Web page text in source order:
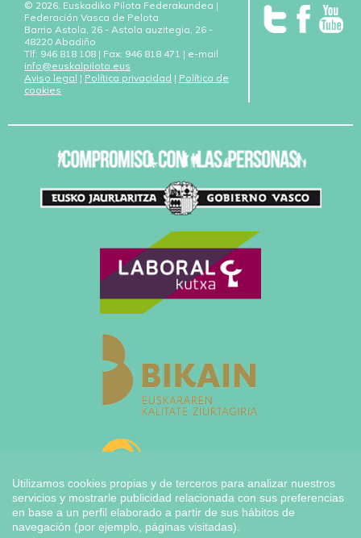
© 2026, Euskadiko Pilota Federakundea |
Federación Vasca de Pelota
Barrio Astola, 26 - Astola auzitegia, 26 -
48220 Abadiño
Tlf: 946 818 108 | Fax: 946 818 471 | e-mail
info@euskalpilota.eus
Aviso legal | Política privacidad | Política de
cookies
Utilizamos cookies propias y de terceros para analizar nuestros
servicios y mostrarle publicidad relacionada con sus preferencias
en base a un perfil elaborado a partir de sus hábitos de
navegación (por ejemplo, páginas visitadas).